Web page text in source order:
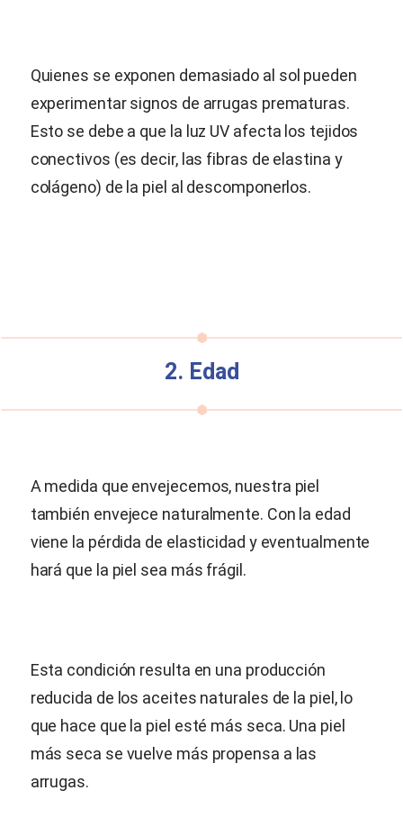
Quienes se exponen demasiado al sol pueden
experimentar signos de arrugas prematuras.
Esto se debe a que la luz UV afecta los tejidos
conectivos (es decir, las fibras de elastina y
colágeno) de la piel al descomponerlos.
2. Edad
A medida que envejecemos, nuestra piel
también envejece naturalmente. Con la edad
viene la pérdida de elasticidad y eventualmente
hará que la piel sea más frágil.
Esta condición resulta en una producción
reducida de los aceites naturales de la piel, lo
que hace que la piel esté más seca. Una piel
más seca se vuelve más propensa a las
arrugas.